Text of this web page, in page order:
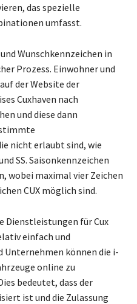
das spezielle
umfasst.
Wunschkennzeichen in
Prozess. Einwohner und
der Website der
Cuxhaven nach
und diese dann
nicht erlaubt sind, wie
SS. Saisonkennzeichen
wobei maximal vier Zeichen
CUX möglich sind.
Dienstleistungen für Cux
einfach und
können die i-
online zu
bedeutet, dass der
ist und die Zulassung